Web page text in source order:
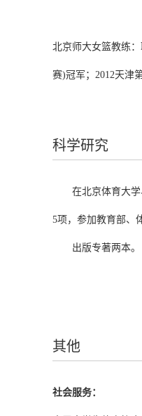
北京师大女篮教练
赛)冠军；2012天津
科学研究
在北京体育大
5项，参加教育部、
出版专著两本。
其他
社会服务：